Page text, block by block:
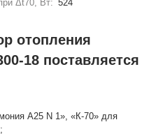
Δt70, Вт: 524
отопления
18 поставляется
А25 N 1», «К-70» для